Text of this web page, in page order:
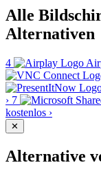
Alle
Alternativen
4
› 7
kostenlos ›
✕
Alternative